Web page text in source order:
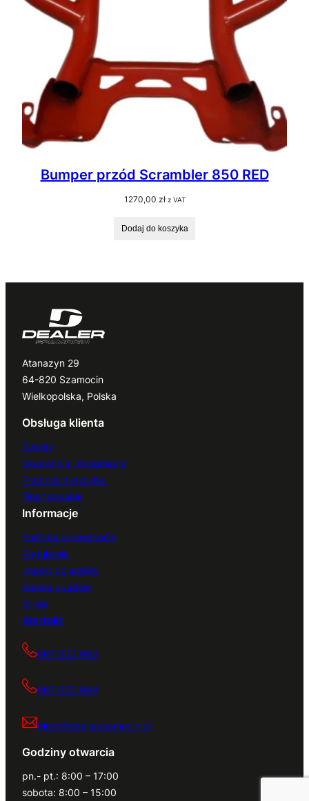
Bumper przód Scrambler 850 RED
1270,00 zł z VAT
Dodaj do koszyka
Atanazyn 29
64-820 Szamocin
Wielkopolska, Polska
Obsługa klienta
Zwroty
Gwarancja i reklamacje
Płatności i wysyłka
Finansowanie
Informacje
Polityka prywatności
Regulamin
Import pojazdów
Serwis quadów
O nas
Kontakt
667 000 083
667 000 084
biuro@dealerszamocin.pl
Godziny otwarcia
pn.- pt.: 8:00 – 17:00
sobota: 8:00 – 15:00